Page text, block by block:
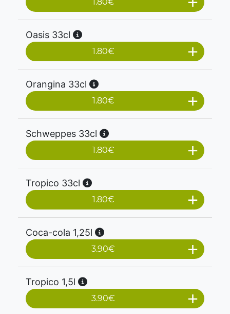
Oasis 33cl
1.80€
Orangina 33cl
1.80€
Schweppes 33cl
1.80€
Tropico 33cl
1.80€
Coca-cola 1,25l
3.90€
Tropico 1,5l
3.90€